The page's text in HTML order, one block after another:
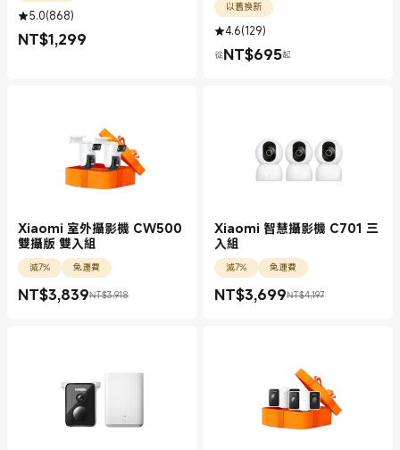
5.0(868)
NT$1,299
現價 NT$1299.00
以舊換新
4.6(129)
從NT$695
現價 NT$695.00起
Xiaomi 室外攝影機 CW500
雙攝版 雙入組
減7% 免運費
NT$3,839
現價 NT$3839.00NT$3,918
銷售價格 NT$3,918
Xiaomi 智慧攝影機 C701 三
入組
減7% 免運費
NT$3,699
現價 NT$3699.00NT$4,197
銷售價格 NT$4,197